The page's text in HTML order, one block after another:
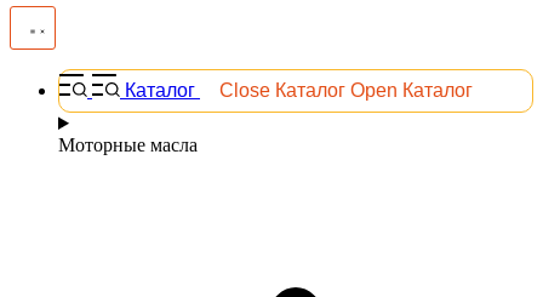
Каталог Close Каталог Open Каталог
Моторные масла